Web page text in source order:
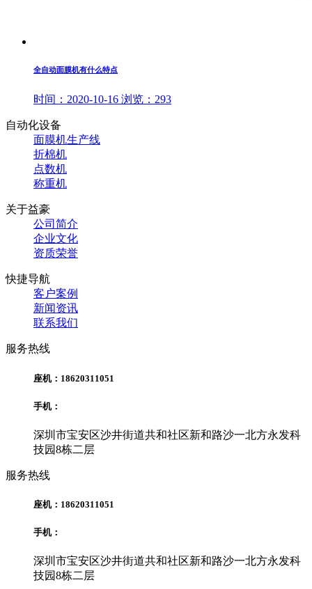
全自动面膜机有什么特点
时间： 2020-10-16 浏览： 293
自动化设备
面膜机生产线
折棉机
点数机
称重机
关于益豪
公司简介
企业文化
资质荣誉
快捷导航
客户案例
新闻资讯
联系我们
服务热线
座机：18620311051
手机：
深圳市宝安区沙井街道共和社区新和路沙一北方永发科
技园8栋二层
服务热线
座机：18620311051
手机：
深圳市宝安区沙井街道共和社区新和路沙一北方永发科
技园8栋二层